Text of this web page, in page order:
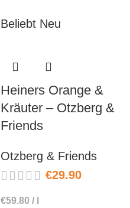
Beliebt Neu
Heiners Orange &
Kräuter – Otzberg &
Friends
Otzberg & Friends
€29.90
€59.80 /